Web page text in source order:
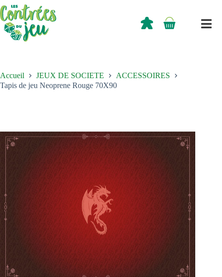
Passer
au
contenu
Panier
0,00
Accueil JEUX DE SOCIETE
ACCESSOIRES
Tapis de jeu Neoprene Rouge 70X90